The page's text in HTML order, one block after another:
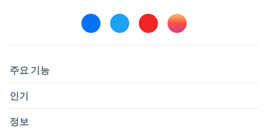
주요 기능
인기
정보